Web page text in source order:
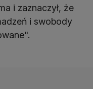
i zaznaczył, że
i swobody